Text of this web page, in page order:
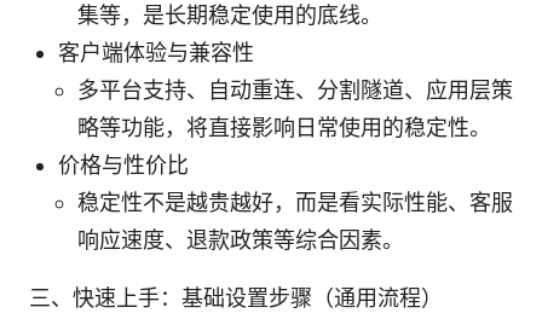
集等，是长期稳定使用的底线。
客户端体验与兼容性
多平台支持、自动重连、分割隧道、应用层策
略等功能，将直接影响日常使用的稳定性。
价格与性价比
稳定性不是越贵越好，而是看实际性能、客服
响应速度、退款政策等综合因素。
三、快速上手：基础设置步骤（通用流程）